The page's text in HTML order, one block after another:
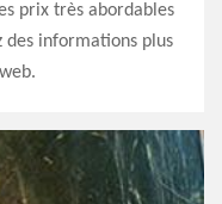
prix très abordables
des informations plus